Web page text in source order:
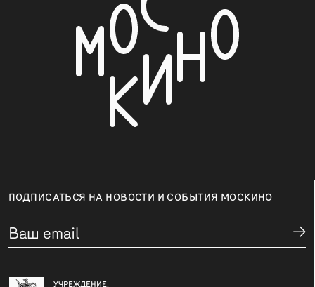
ПОДПИСАТЬСЯ НА НОВОСТИ И СОБЫТИЯ МОСКИНО
УЧРЕЖДЕНИЕ,